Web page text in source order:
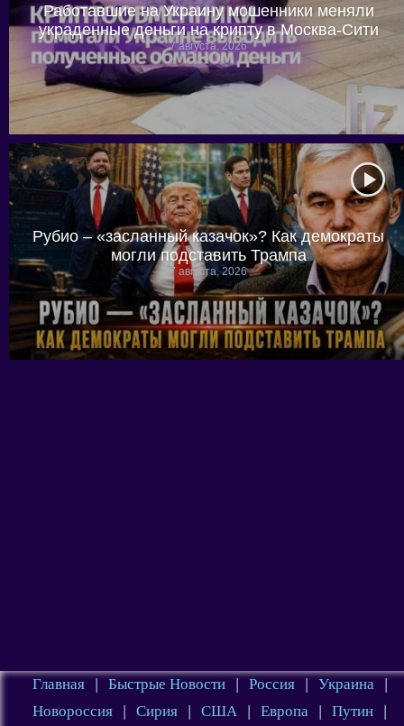
Работавшие на Украину мошенники меняли
украденные деньги на крипту в Москва-Сити
7 августа, 2026
Рубио – «засланный казачок»? Как демократы
могли подставить Трампа
7 августа, 2026
Главная | Быстрые Новости | Россия | Украина
|
Новороссия
| Сирия | США | Европа | Путин |